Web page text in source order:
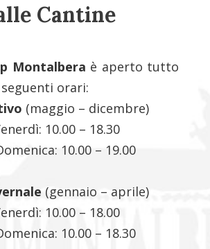
Cantine
Montalbera è aperto tutto
seguenti orari:
(maggio – dicembre)
10.00 – 18.30
10.00 – 19.00
(gennaio – aprile)
10.00 – 18.00
10.00 – 18.30